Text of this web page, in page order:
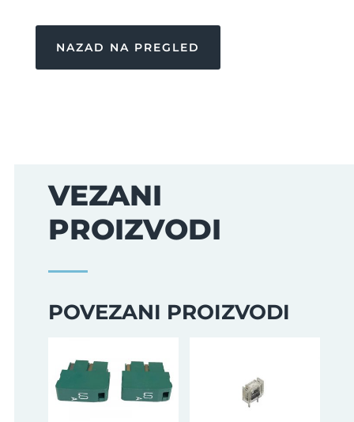
NAZAD NA PREGLED
VEZANI
PROIZVODI
POVEZANI PROIZVODI